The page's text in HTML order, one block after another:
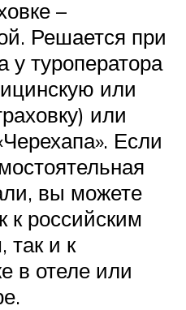
–
Решается при
у туроператора
или
или
Если
вы можете
к российским
так и к
в отеле или